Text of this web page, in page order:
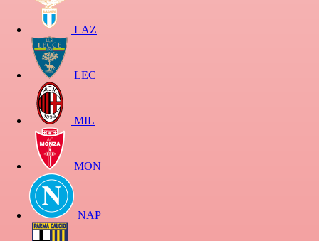
LAZ
LEC
MIL
MON
NAP